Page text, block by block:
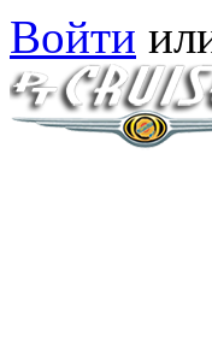
Войти